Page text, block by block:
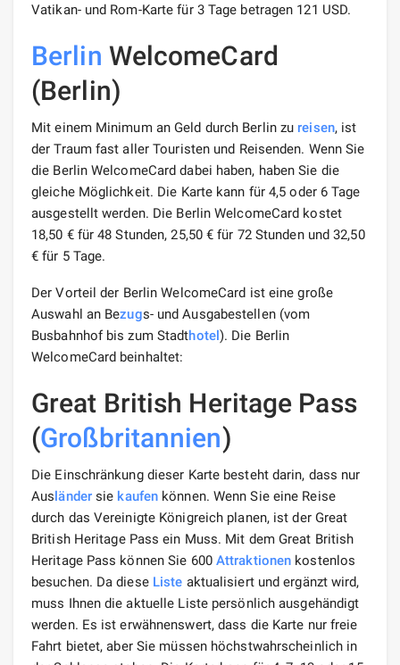
Vatikan- und Rom-Karte für 3 Tage betragen 121 USD.
Berlin WelcomeCard
(Berlin)
Mit einem Minimum an Geld durch Berlin zu reisen, ist
der Traum fast aller Touristen und Reisenden. Wenn Sie
die Berlin WelcomeCard dabei haben, haben Sie die
gleiche Möglichkeit. Die Karte kann für 4,5 oder 6 Tage
ausgestellt werden. Die Berlin WelcomeCard kostet
18,50 € für 48 Stunden, 25,50 € für 72 Stunden und 32,50
€ für 5 Tage.
Der Vorteil der Berlin WelcomeCard ist eine große
Auswahl an Bezugs- und Ausgabestellen (vom
Busbahnhof bis zum Stadthotel). Die Berlin
WelcomeCard beinhaltet:
Great British Heritage Pass
(Großbritannien)
Die Einschränkung dieser Karte besteht darin, dass nur
Ausländersie kaufen können. Wenn Sie eine Reise
durch das Vereinigte Königreich planen, ist der Great
British Heritage Pass ein Muss. Mit dem Great British
Heritage Pass können Sie 600 Attraktionen kostenlos
besuchen. Da diese Liste aktualisiert und ergänzt wird,
muss Ihnen die aktuelle Liste persönlich ausgehändigt
werden. Es ist erwähnenswert, dass die Karte nur freie
Fahrt bietet, aber Sie müssen höchstwahrscheinlich in